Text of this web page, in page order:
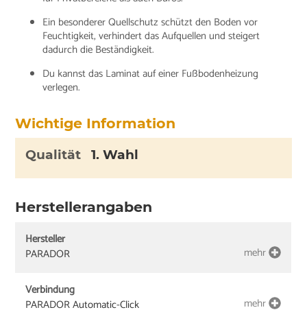
Ein besonderer Quellschutz schützt den Boden vor
Feuchtigkeit, verhindert das Aufquellen und steigert
dadurch die Beständigkeit.
Du kannst das Laminat auf einer Fußbodenheizung
verlegen.
Wichtige Information
Qualität 1. Wahl
Herstellerangaben
Hersteller
PARADOR
mehr
Verbindung
PARADOR Automatic-Click
mehr